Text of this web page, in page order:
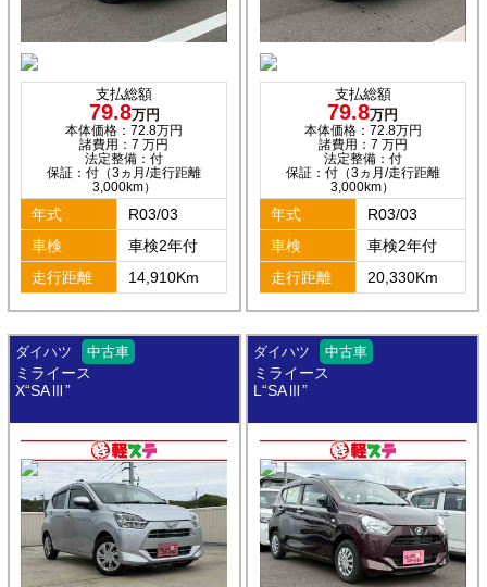
支払総額
79.8万円
本体価格：72.8万円
諸費用：7 万円
法定整備：付
保証：付（3ヵ月/走行距離
3,000km）
年式
R03/03
車検
車検2年付
走行距離
14,910Km
支払総額
79.8万円
本体価格：72.8万円
諸費用：7 万円
法定整備：付
保証：付（3ヵ月/走行距離
3,000km）
年式
R03/03
車検
車検2年付
走行距離
20,330Km
ダイハツ 中古車
ミライース
X“SAⅢ”
ダイハツ 中古車
ミライース
L“SAⅢ”